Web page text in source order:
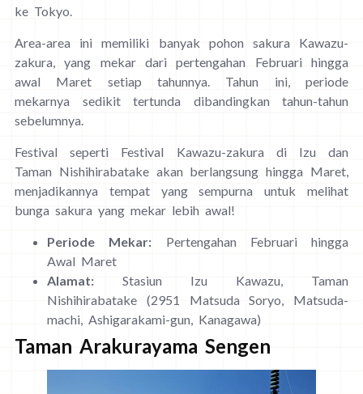
ke Tokyo.
Area-area ini memiliki banyak pohon sakura Kawazu-
zakura, yang mekar dari pertengahan Februari hingga
awal Maret setiap tahunnya. Tahun ini, periode
mekarnya sedikit tertunda dibandingkan tahun-tahun
sebelumnya.
Festival seperti Festival Kawazu-zakura di Izu dan
Taman Nishihirabatake akan berlangsung hingga Maret,
menjadikannya tempat yang sempurna untuk melihat
bunga sakura yang mekar lebih awal!
Periode Mekar: Pertengahan Februari hingga
Awal Maret
Alamat: Stasiun Izu Kawazu, Taman
Nishihirabatake (2951 Matsuda Soryo, Matsuda-
machi, Ashigarakami-gun, Kanagawa)
Taman Arakurayama Sengen